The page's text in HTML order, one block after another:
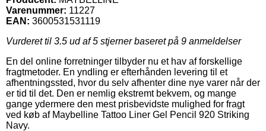
Varenummer: 11227
EAN: 3600531531119
Vurderet til 3.5 ud af 5 stjerner baseret på 9 anmeldelser
En del online forretninger tilbyder nu et hav af forskellige
fragtmetoder. En yndling er efterhånden levering til et
afhentningssted, hvor du selv afhenter dine nye varer når der
er tid til det. Den er nemlig ekstremt bekvem, og mange
gange ydermere den mest prisbevidste mulighed for fragt
ved køb af Maybelline Tattoo Liner Gel Pencil 920 Striking
Navy.